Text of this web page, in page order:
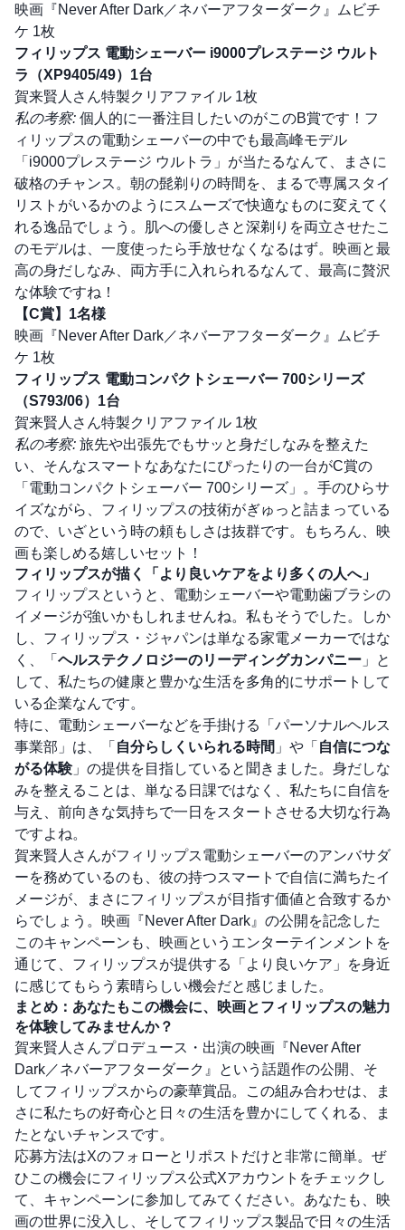
映画『Never After Dark／ネバーアフターダーク』ムビチ
ケ 1枚
フィリップス 電動シェーバー i9000プレステージ ウルト
ラ（XP9405/49）1台
賀来賢人さん特製クリアファイル 1枚
私の考察: 個人的に一番注目したいのがこのB賞です！フ
ィリップスの電動シェーバーの中でも最高峰モデル
「i9000プレステージ ウルトラ」が当たるなんて、まさに
破格のチャンス。朝の髭剃りの時間を、まるで専属スタイ
リストがいるかのようにスムーズで快適なものに変えてく
れる逸品でしょう。肌への優しさと深剃りを両立させたこ
のモデルは、一度使ったら手放せなくなるはず。映画と最
高の身だしなみ、両方手に入れられるなんて、最高に贅沢
な体験ですね！
【C賞】1名様
映画『Never After Dark／ネバーアフターダーク』ムビチ
ケ 1枚
フィリップス 電動コンパクトシェーバー 700シリーズ
（S793/06）1台
賀来賢人さん特製クリアファイル 1枚
私の考察: 旅先や出張先でもサッと身だしなみを整えた
い、そんなスマートなあなたにぴったりの一台がC賞の
「電動コンパクトシェーバー 700シリーズ」。手のひらサ
イズながら、フィリップスの技術がぎゅっと詰まっている
ので、いざという時の頼もしさは抜群です。もちろん、映
画も楽しめる嬉しいセット！
フィリップスが描く「より良いケアをより多くの人へ」
フィリップスというと、電動シェーバーや電動歯ブラシの
イメージが強いかもしれませんね。私もそうでした。しか
し、フィリップス・ジャパンは単なる家電メーカーではな
く、「 ヘルステクノロジーのリーディングカンパニー 」と
して、私たちの健康と豊かな生活を多角的にサポートして
いる企業なんです。
特に、電動シェーバーなどを手掛ける「パーソナルヘルス
事業部」は、「 自分らしくいられる時間 」や「 自信につな
がる体験 」の提供を目指していると聞きました。身だしな
みを整えることは、単なる日課ではなく、私たちに自信を
与え、前向きな気持ちで一日をスタートさせる大切な行為
ですよね。
賀来賢人さんがフィリップス電動シェーバーのアンバサダ
ーを務めているのも、彼の持つスマートで自信に満ちたイ
メージが、まさにフィリップスが目指す価値と合致するか
らでしょう。映画『Never After Dark』の公開を記念した
このキャンペーンも、映画というエンターテインメントを
通じて、フィリップスが提供する「より良いケア」を身近
に感じてもらう素晴らしい機会だと感じました。
まとめ：あなたもこの機会に、映画とフィリップスの魅力
を体験してみませんか？
賀来賢人さんプロデュース・出演の映画『Never After
Dark／ネバーアフターダーク』という話題作の公開、そ
してフィリップスからの豪華賞品。この組み合わせは、ま
さに私たちの好奇心と日々の生活を豊かにしてくれる、ま
たとないチャンスです。
応募方法はXのフォローとリポストだけと非常に簡単。ぜ
ひこの機会にフィリップス公式Xアカウントをチェックし
て、キャンペーンに参加してみてください。あなたも、映
画の世界に没入し、そしてフィリップス製品で日々の生活